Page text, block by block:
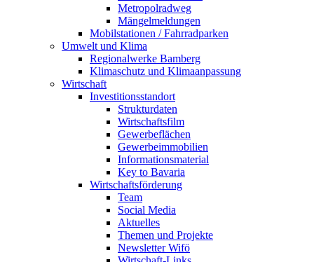
Metropolradweg
Mängelmeldungen
Mobilstationen / Fahrradparken
Umwelt und Klima
Regionalwerke Bamberg
Klimaschutz und Klimaanpassung
Wirtschaft
Investitionsstandort
Strukturdaten
Wirtschaftsfilm
Gewerbeflächen
Gewerbeimmobilien
Informationsmaterial
Key to Bavaria
Wirtschaftsförderung
Team
Social Media
Aktuelles
Themen und Projekte
Newsletter Wifö